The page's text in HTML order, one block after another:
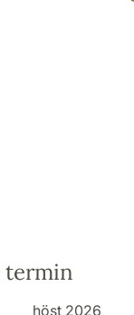
termin
höst 2026